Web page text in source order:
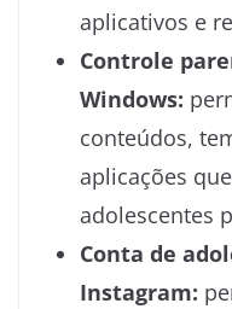
aplicativos e
Controle
Windows:
conteúdos,
aplicações
adolescentes
Conta de
Instagram: